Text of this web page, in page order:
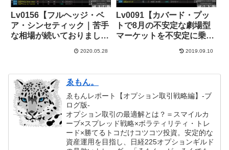
Lv0156【フルヘッジ・ベ
ア・シンセティック｜苦手
な相場が続いておりまし
2020.05.28
Lv0091【カバード・プッ
トで8月の不安定な劇場型
マーケットを不安定に乗り
2019.09.10
ゑもん。
ゑもんレポート【オプション取引戦略編】-ブ
ログ版-
オプション取引の最適解とは？＝スマイルカ
ーブ×スプレッド戦略×ボラティリティ・トレ
ード×勝てるトコだけコツコツ投資。安定的な
資産運用を目指し、日経225オプションギルド